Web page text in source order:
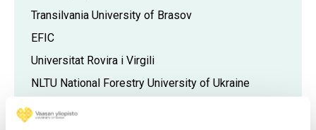
Transilvania University of Brasov
EFIC
Universitat Rovira i Virgili
NLTU National Forestry University of Ukraine
Vocational Education and Training